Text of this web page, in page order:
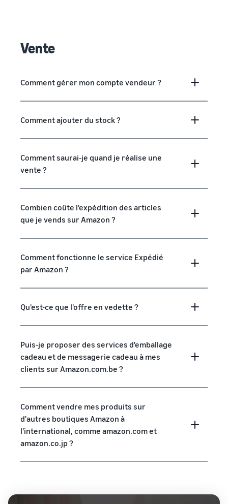
Vente
Comment gérer mon compte vendeur ?
Comment ajouter du stock ?
Comment saurai-je quand je réalise une
vente ?
Combien coûte l'expédition des articles
que je vends sur Amazon ?
Comment fonctionne le service Expédié
par Amazon ?
Qu'est-ce que l'offre en vedette ?
Puis-je proposer des services d'emballage
cadeau et de messagerie cadeau à mes
clients sur Amazon.com.be ?
Comment vendre mes produits sur
d'autres boutiques Amazon à
l'international, comme amazon.com et
amazon.co.jp ?